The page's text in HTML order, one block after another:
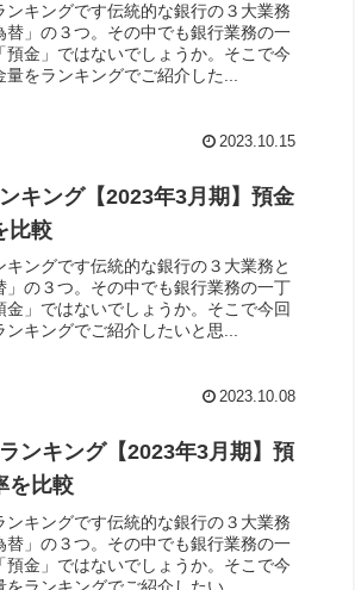
キングです伝統的な銀行の３大業務
替」の３つ。その中でも銀行業務の一
金」ではないでしょうか。そこで今
をランキングでご紹介した...
2023.10.15
キング【2023年3月期】預金
比較
ングです伝統的な銀行の３大業務と
の３つ。その中でも銀行業務の一丁
」ではないでしょうか。そこで今回
キングでご紹介したいと思...
2023.10.08
ンキング【2023年3月期】預
を比較
キングです伝統的な銀行の３大業務
替」の３つ。その中でも銀行業務の一
金」ではないでしょうか。そこで今
ランキングでご紹介したい...